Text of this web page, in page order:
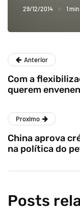
29/12/2014 1
Anterior
Com a
querem
Proximo
China aprova
na política do
Posts